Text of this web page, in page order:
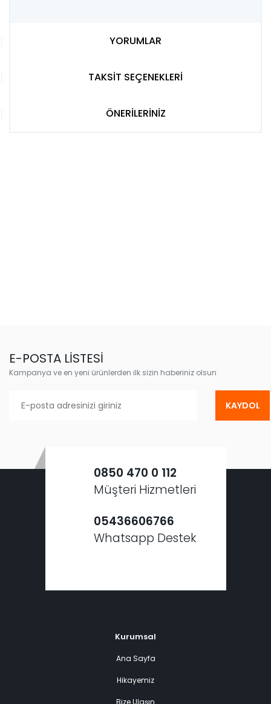
YORUMLAR
TAKSİT SEÇENEKLERİ
ÖNERİLERİNİZ
E-POSTA LİSTESİ
Kampanya ve en yeni ürünlerden ilk sizin haberiniz olsun
KAYDOL
0850 470 0 112
Müşteri Hizmetleri
05436606766
Whatsapp Destek
Kurumsal
Ana Sayfa
Hikayemiz
Bize Ulaşın